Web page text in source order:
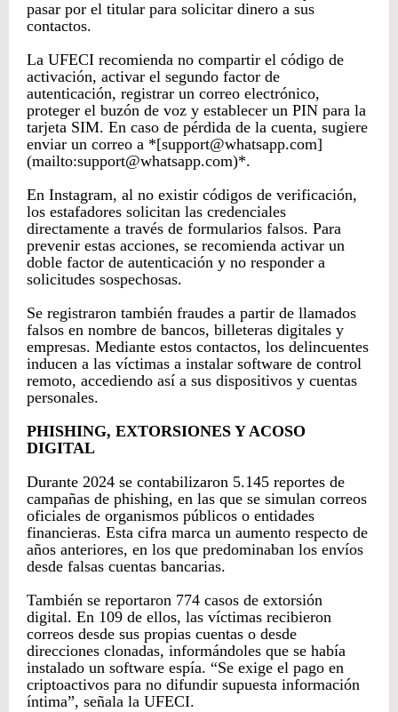
pasar por el titular para solicitar dinero a sus
contactos.
La UFECI recomienda no compartir el código de
activación, activar el segundo factor de
autenticación, registrar un correo electrónico,
proteger el buzón de voz y establecer un PIN para la
tarjeta SIM. En caso de pérdida de la cuenta, sugiere
enviar un correo a *[support@whatsapp.com]
(mailto:support@whatsapp.com)*.
En Instagram, al no existir códigos de verificación,
los estafadores solicitan las credenciales
directamente a través de formularios falsos. Para
prevenir estas acciones, se recomienda activar un
doble factor de autenticación y no responder a
solicitudes sospechosas.
Se registraron también fraudes a partir de llamados
falsos en nombre de bancos, billeteras digitales y
empresas. Mediante estos contactos, los delincuentes
inducen a las víctimas a instalar software de control
remoto, accediendo así a sus dispositivos y cuentas
personales.
PHISHING, EXTORSIONES Y ACOSO
DIGITAL
Durante 2024 se contabilizaron 5.145 reportes de
campañas de phishing, en las que se simulan correos
oficiales de organismos públicos o entidades
financieras. Esta cifra marca un aumento respecto de
años anteriores, en los que predominaban los envíos
desde falsas cuentas bancarias.
También se reportaron 774 casos de extorsión
digital. En 109 de ellos, las víctimas recibieron
correos desde sus propias cuentas o desde
direcciones clonadas, informándoles que se había
instalado un software espía. “Se exige el pago en
criptoactivos para no difundir supuesta información
íntima”, señala la UFECI.